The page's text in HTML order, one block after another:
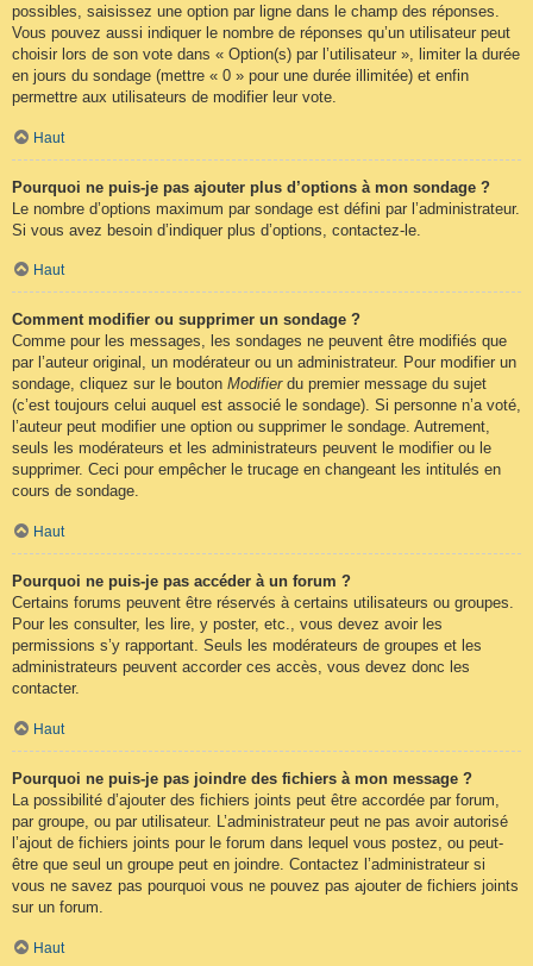
possibles, saisissez une option par ligne dans le champ des réponses.
Vous pouvez aussi indiquer le nombre de réponses qu’un utilisateur peut
choisir lors de son vote dans « Option(s) par l’utilisateur », limiter la durée
en jours du sondage (mettre « 0 » pour une durée illimitée) et enfin
permettre aux utilisateurs de modifier leur vote.
Haut
Pourquoi ne puis-je pas ajouter plus d’options à mon sondage ?
Le nombre d’options maximum par sondage est défini par l’administrateur.
Si vous avez besoin d’indiquer plus d’options, contactez-le.
Haut
Comment modifier ou supprimer un sondage ?
Comme pour les messages, les sondages ne peuvent être modifiés que
par l’auteur original, un modérateur ou un administrateur. Pour modifier un
sondage, cliquez sur le bouton Modifierdu premier message du sujet
(c’est toujours celui auquel est associé le sondage). Si personne n’a voté,
l’auteur peut modifier une option ou supprimer le sondage. Autrement,
seuls les modérateurs et les administrateurs peuvent le modifier ou le
supprimer. Ceci pour empêcher le trucage en changeant les intitulés en
cours de sondage.
Haut
Pourquoi ne puis-je pas accéder à un forum ?
Certains forums peuvent être réservés à certains utilisateurs ou groupes.
Pour les consulter, les lire, y poster, etc., vous devez avoir les
permissions s’y rapportant. Seuls les modérateurs de groupes et les
administrateurs peuvent accorder ces accès, vous devez donc les
contacter.
Haut
Pourquoi ne puis-je pas joindre des fichiers à mon message ?
La possibilité d’ajouter des fichiers joints peut être accordée par forum,
par groupe, ou par utilisateur. L’administrateur peut ne pas avoir autorisé
l’ajout de fichiers joints pour le forum dans lequel vous postez, ou peut-
être que seul un groupe peut en joindre. Contactez l’administrateur si
vous ne savez pas pourquoi vous ne pouvez pas ajouter de fichiers joints
sur un forum.
Haut